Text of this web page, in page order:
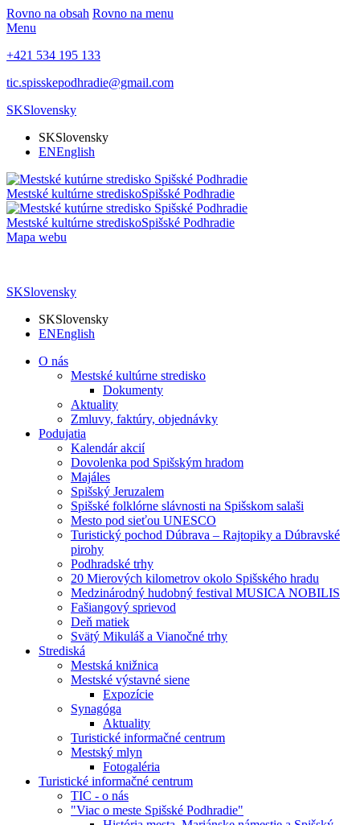
Rovno na obsah Rovno na menu
Menu
+421 534 195 133
tic.spisskepodhradie@gmail.com
SKSlovensky
SKSlovensky
ENEnglish
Mestské kultúrne strediskoSpišské Podhradie
Mestské kultúrne strediskoSpišské Podhradie
Mapa webu
SKSlovensky
SKSlovensky
ENEnglish
O nás
Mestské kultúrne stredisko
Dokumenty
Aktuality
Zmluvy, faktúry, objednávky
Podujatia
Kalendár akcií
Dovolenka pod Spišským hradom
Majáles
Spišský Jeruzalem
Spišské folklórne slávnosti na Spišskom salaši
Mesto pod sieťou UNESCO
Turistický pochod Dúbrava – Rajtopiky a Dúbravské
pirohy
Podhradské trhy
20 Mierových kilometrov okolo Spišského hradu
Medzinárodný hudobný festival MUSICA NOBILIS
Fašiangový sprievod
Deň matiek
Svätý Mikuláš a Vianočné trhy
Strediská
Mestská knižnica
Mestské výstavné siene
Expozície
Synagóga
Aktuality
Turistické informačné centrum
Mestský mlyn
Fotogaléria
Turistické informačné centrum
TIC - o nás
"Viac o meste Spišské Podhradie"